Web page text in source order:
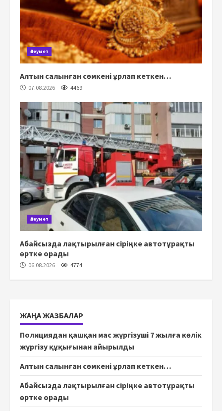
Әлеумет
Алтын салынған сөмкені ұрлап кеткен…
07.08.2026 4469
Әлеумет
Абайсызда лақтырылған сіріңке автотұрақты
өртке орады
06.08.2026 4774
ЖАҢА ЖАЗБАЛАР
Полициядан қашқан мас жүргізуші 7 жылға көлік
жүргізу құқығынан айырылды
Алтын салынған сөмкені ұрлап кеткен…
Абайсызда лақтырылған сіріңке автотұрақты
өртке орады